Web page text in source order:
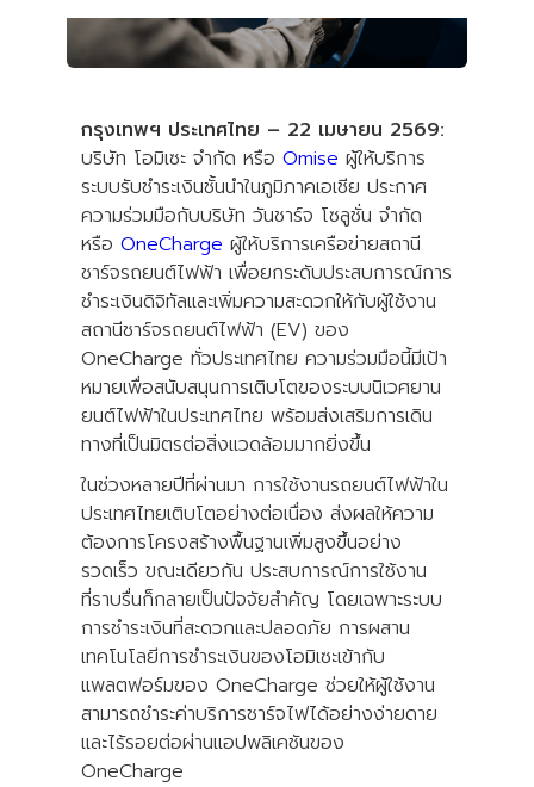
กรุงเทพฯ ประเทศไทย – 22 เมษายน 2569:
บริษัท โอมิเซะ จำกัด หรือ Omise ผู้ให้บริการ
ระบบรับชำระเงินชั้นนำในภูมิภาคเอเชีย ประกาศ
ความร่วมมือกับบริษัท วันชาร์จ โซลูชั่น จำกัด
หรือ OneCharge ผู้ให้บริการเครือข่ายสถานี
ชาร์จรถยนต์ไฟฟ้า เพื่อยกระดับประสบการณ์การ
ชำระเงินดิจิทัลและเพิ่มความสะดวกให้กับผู้ใช้งาน
สถานีชาร์จรถยนต์ไฟฟ้า (EV) ของ
OneCharge ทั่วประเทศไทย ความร่วมมือนี้มีเป้า
หมายเพื่อสนับสนุนการเติบโตของระบบนิเวศยาน
ยนต์ไฟฟ้าในประเทศไทย พร้อมส่งเสริมการเดิน
ทางที่เป็นมิตรต่อสิ่งแวดล้อมมากยิ่งขึ้น
ในช่วงหลายปีที่ผ่านมา การใช้งานรถยนต์ไฟฟ้าใน
ประเทศไทยเติบโตอย่างต่อเนื่อง ส่งผลให้ความ
ต้องการโครงสร้างพื้นฐานเพิ่มสูงขึ้นอย่าง
รวดเร็ว ขณะเดียวกัน ประสบการณ์การใช้งาน
ที่ราบรื่นก็กลายเป็นปัจจัยสำคัญ โดยเฉพาะระบบ
การชำระเงินที่สะดวกและปลอดภัย การผสาน
เทคโนโลยีการชำระเงินของโอมิเซะเข้ากับ
แพลตฟอร์มของ OneCharge ช่วยให้ผู้ใช้งาน
สามารถชำระค่าบริการชาร์จไฟได้อย่างง่ายดาย
และไร้รอยต่อผ่านแอปพลิเคชันของ
OneCharge